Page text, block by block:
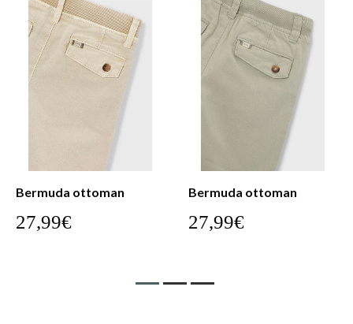
Bermuda ottoman
27,99€
Bermuda ottoman
27,99€